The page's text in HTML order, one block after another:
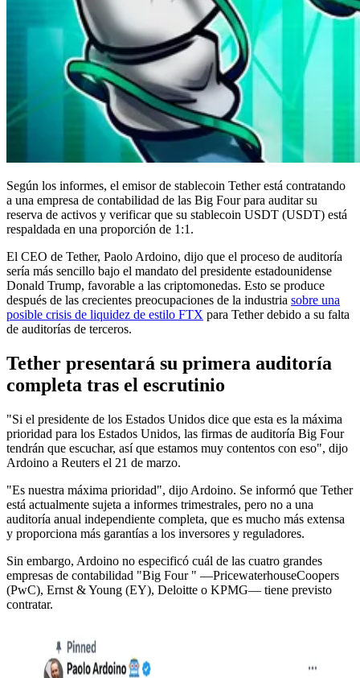
Según los informes, el emisor de stablecoin Tether está contratando
a una empresa de contabilidad de las Big Four para auditar su
reserva de activos y verificar que su stablecoin USDT (USDT) está
respaldada en una proporción de 1:1.
El CEO de Tether, Paolo Ardoino, dijo que el proceso de auditoría
sería más sencillo bajo el mandato del presidente estadounidense
Donald Trump, favorable a las criptomonedas. Esto se produce
después de las crecientes preocupaciones de la industria sobre una
posible crisis de liquidez de estilo FTX para Tether debido a su falta
de auditorías de terceros.
Tether presentará su primera auditoría
completa tras el escrutinio
"Si el presidente de los Estados Unidos dice que esta es la máxima
prioridad para los Estados Unidos, las firmas de auditoría Big Four
tendrán que escuchar, así que estamos muy contentos con eso", dijo
Ardoino a Reuters el 21 de marzo.
"Es nuestra máxima prioridad", dijo Ardoino. Se informó que Tether
está actualmente sujeta a informes trimestrales, pero no a una
auditoría anual independiente completa, que es mucho más extensa
y proporciona más garantías a los inversores y reguladores.
Sin embargo, Ardoino no especificó cuál de las cuatro grandes
empresas de contabilidad "Big Four " —PricewaterhouseCoopers
(PwC), Ernst & Young (EY), Deloitte o KPMG— tiene previsto
contratar.